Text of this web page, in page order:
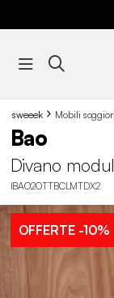
sweeek Mobili
Bao
Divano
IBAO2OTTBCLMTDX2
OFFERTE-10%